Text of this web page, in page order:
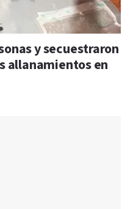
y secuestraron
allanamientos en